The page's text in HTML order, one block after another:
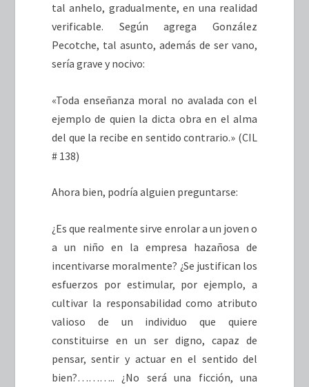
tal anhelo, gradualmente, en una realidad
verificable. Según agrega González
Pecotche, tal asunto, además de ser vano,
sería grave y nocivo:
«Toda enseñanza moral no avalada con el
ejemplo de quien la dicta obra en el alma
del que la recibe en sentido contrario.» (CIL
# 138)
Ahora bien, podría alguien preguntarse:
¿Es que realmente sirve enrolar a un joven o
a un niño en la empresa hazañosa de
incentivarse moralmente? ¿Se justifican los
esfuerzos por estimular, por ejemplo, a
cultivar la responsabilidad como atributo
valioso de un individuo que quiere
constituirse en un ser digno, capaz de
pensar, sentir y actuar en el sentido del
bien?……….. ¿No será una ficción, una